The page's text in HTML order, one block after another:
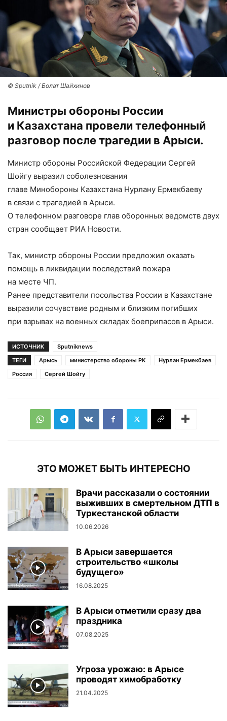
© Sputnik / Болат Шайхинов
Министры обороны России
и Казахстана провели телефонный
разговор после трагедии в Арыси.
Министр обороны Российской Федерации Сергей
Шойгу выразил соболезнования
главе Минобороны Казахстана Нурлану Ермекбаеву
в связи с трагедией в Арыси.
О телефонном разговоре глав оборонных ведомств двух
стран сообщает РИА Новости.
Так, министр обороны России предложил оказать
помощь в ликвидации последствий пожара
на месте ЧП.
Ранее представители посольства России в Казахстане
выразили сочувствие родным и близким погибших
при взрывах на военных складах боеприпасов в Арыси.
ИСТОЧНИК
Sputniknews
ТЕГИ
Арысь министерство обороны РК
Нурлан Ермекбаев
Россия
Сергей Шойгу
ЭТО МОЖЕТ БЫТЬ ИНТЕРЕСНО
Врачи рассказали о состоянии
выживших в смертельном ДТП в
Туркестанской области
10.06.2026
В Арыси завершается
строительство «школы
будущего»
16.08.2025
В Арыси отметили сразу два
праздника
07.08.2025
Угроза урожаю: в Арысе
проводят химобработку
21.04.2025